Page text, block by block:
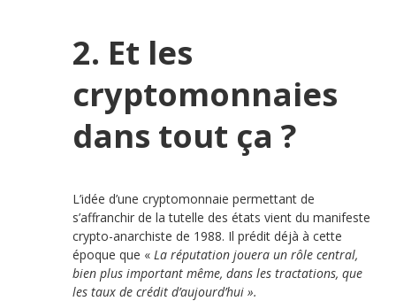
2. Et les
cryptomonnaies
dans tout ça ?
L’idée d’une cryptomonnaie permettant de
s’affranchir de la tutelle des états vient du manifeste
crypto-anarchiste de 1988. Il prédit déjà à cette
époque que « La réputation jouera un rôle central,
bien plus important même, dans les tractations, que
les taux de crédit d’aujourd’hui ».